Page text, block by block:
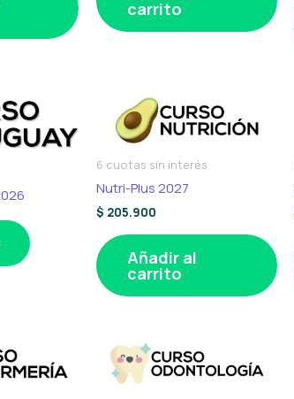
carrito
6 cuotas sin interés
Nutri-Plus 2027
$ 205.900
Añadir al
carrito